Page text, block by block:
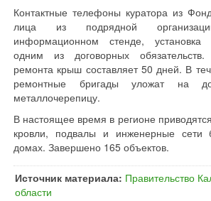
Контактные телефоны куратора из
лица из подрядной
информационном стенде, установка
одним из договорных
ремонта крыш составляет 50 дней. В
ремонтные бригады уложат на
металлочерепицу.
В настоящее время в регионе
кровли, подвалы и инженерные
домах. Завершено 165 объектов.
Источник материала: Правительство
области